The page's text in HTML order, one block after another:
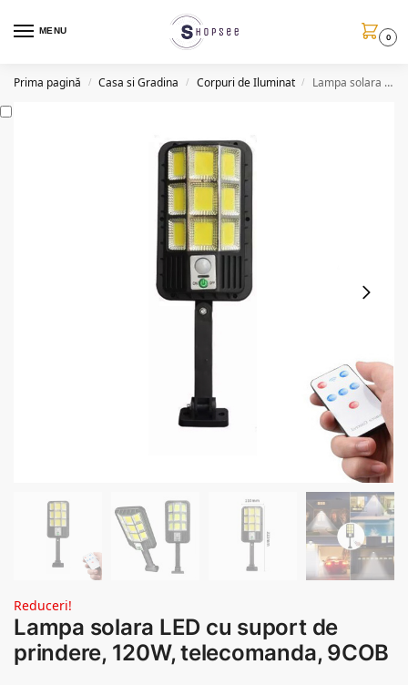
MENU
0
Prima pagină / Casa si Gradina / Corpuri de Iluminat / Lampa solara LED cu suport de prindere, 120W, telecomanda, 9COB
Reduceri!
Lampa solara LED cu suport de
prindere, 120W, telecomanda, 9COB